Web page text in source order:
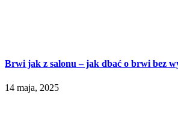
Brwi jak z salonu – jak dbać o brwi bez
14 maja, 2025